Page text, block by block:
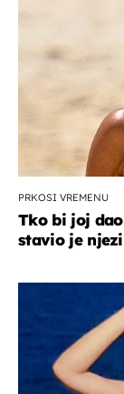
PRKOSI VREMENU
Tko bi joj
stavio je